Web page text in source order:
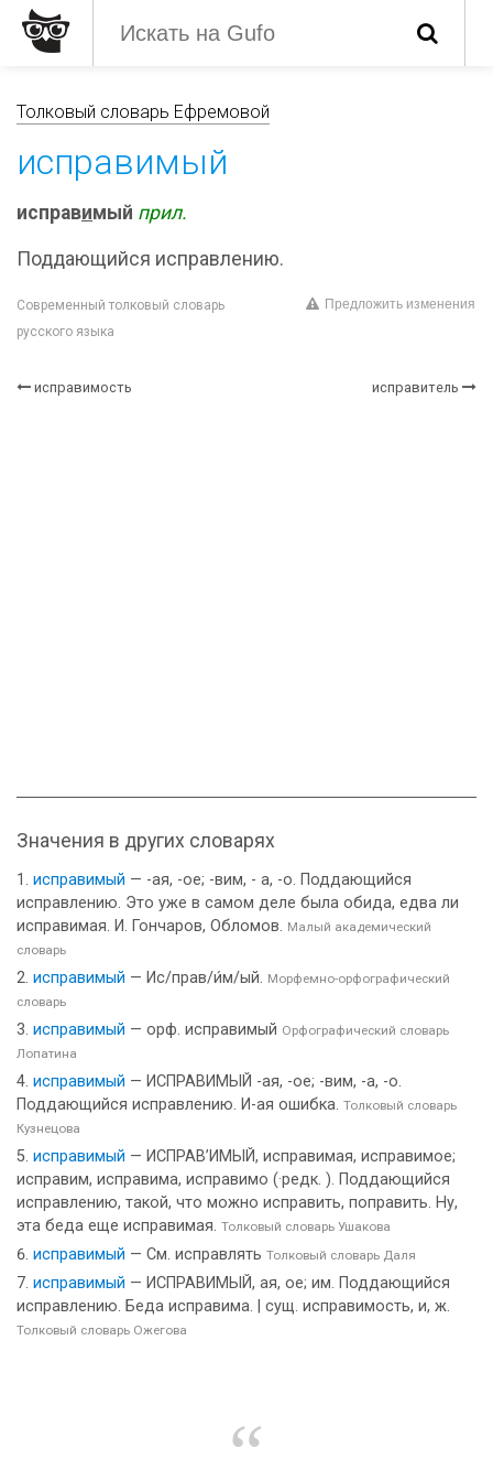
Толковый словарь Ефремовой
исправимый
исправимый прил.
Поддающийся исправлению.
Современный толковый словарь
русского языка
Предложить изменения
исправимость исправитель
Значения в других словарях
исправимый — -ая, -ое; -вим, - а, -о. Поддающийся
исправлению. Это уже в самом деле была обида, едва ли
исправимая. И. Гончаров, Обломов. Малый академический
словарь
исправимый — Ис/прав/и́м/ый. Морфемно-орфографический
словарь
исправимый — орф. исправимый Орфографический словарь
Лопатина
исправимый — ИСПРАВИМЫЙ -ая, -ое; -вим, -а, -о.
Поддающийся исправлению. И-ая ошибка. Толковый словарь
Кузнецова
исправимый — ИСПРАВ’ИМЫЙ, исправимая, исправимое;
исправим, исправима, исправимо (·редк. ). Поддающийся
исправлению, такой, что можно исправить, поправить. Ну,
эта беда еще исправимая. Толковый словарь Ушакова
исправимый — См. исправлять Толковый словарь Даля
исправимый — ИСПРАВИМЫЙ, ая, ое; им. Поддающийся
исправлению. Беда исправима. | сущ. исправимость, и, ж.
Толковый словарь Ожегова